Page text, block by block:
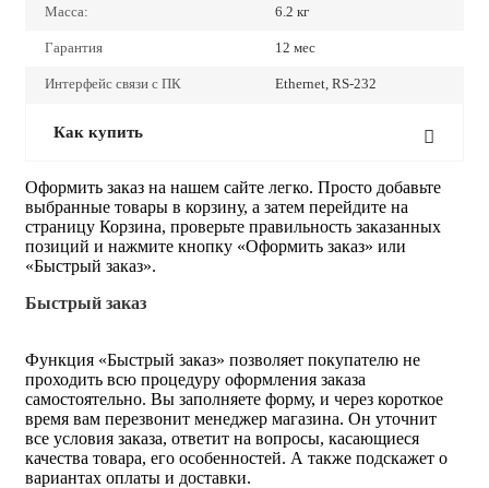
Масса: 6.2 кг
Гарантия 12 мес
Интерфейс связи с ПК Ethernet, RS-232
Как купить
Оформить заказ на нашем сайте легко. Просто добавьте
выбранные товары в корзину, а затем перейдите на
страницу Корзина, проверьте правильность заказанных
позиций и нажмите кнопку «Оформить заказ» или
«Быстрый заказ».
Быстрый заказ
Функция «Быстрый заказ» позволяет покупателю не
проходить всю процедуру оформления заказа
самостоятельно. Вы заполняете форму, и через короткое
время вам перезвонит менеджер магазина. Он уточнит
все условия заказа, ответит на вопросы, касающиеся
качества товара, его особенностей. А также подскажет о
вариантах оплаты и доставки.